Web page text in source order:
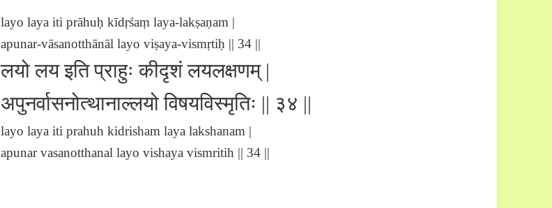
layo laya iti prāhuḥ kīdṛśaṃ laya-lakṣaṇam |
apunar-vāsanotthānāl layo viṣaya-vismṛtiḥ || 34 ||
लयो लय इति प्राहुः कीदृशं लयलक्षणम् |
अपुनर्वासनोत्थानाल्लयो विषयविस्मृतिः || ३४ ||
layo laya iti prahuh kidrisham laya lakshanam |
apunar vasanotthanal layo vishaya vismritih || 34 ||